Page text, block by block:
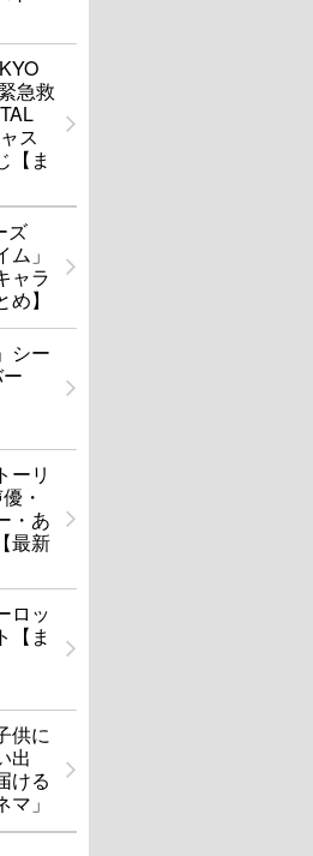
急救
ス
【ま
ズ
ム」
ャラ
】
シー
ーリ
・
・あ
最新
ロッ
【ま
供に
出
ける
マ」